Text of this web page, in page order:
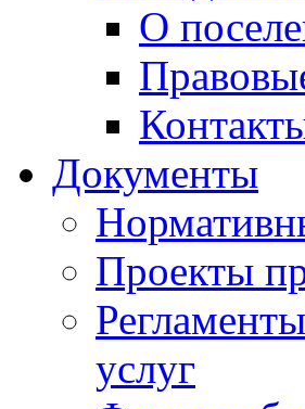
О
Документы
Проекты
услуг